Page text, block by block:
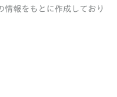
報をもとに作成しており